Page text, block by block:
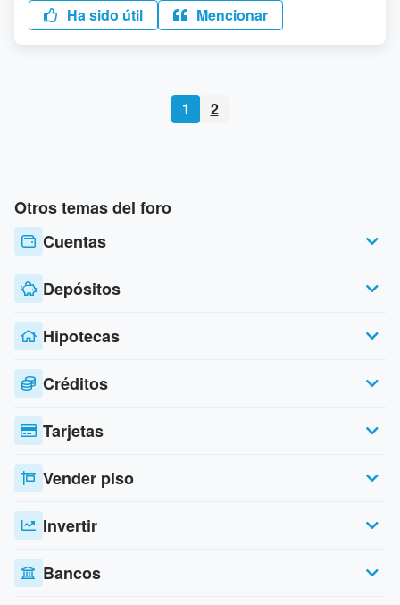
Ha sido útil Mencionar
1 2
Otros temas del foro
Cuentas
Depósitos
Hipotecas
Créditos
Tarjetas
Vender piso
Invertir
Bancos